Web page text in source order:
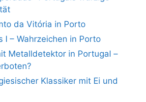
da Vitória in Porto
I – Wahrzeichen in Porto
Metalldetektor in Portugal –
Klassiker mit Ei und